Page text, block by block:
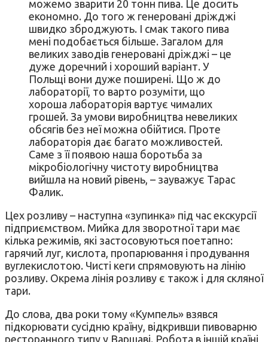
можемо зварити 20 тонн пива. Це досить
економно. До того ж генеровані дріжджі
швидко зброджують. І смак такого пива
мені подобається більше. Загалом для
великих заводів генеровані дріжджі – це
дуже доречний і хороший варіант. У
Польщі вони дуже поширені. Що ж до
лабораторії, то варто розуміти, що
хороша лабораторія вартує чималих
грошей. За умови виробництва невеликих
обсягів без неї можна обійтися. Проте
лабораторія дає багато можливостей.
Саме з її появою наша боротьба за
мікробіологічну чистоту виробництва
вийшла на новий рівень, – зауважує Тарас
Фалик.
Цех розливу – наступна «зупинка» під час екскурсії
підприємством. Мийка для зворотної тари має
кілька режимів, які застосовуються поетапно:
гарячий луг, кислота, пропарювання і продування
вуглекислотою. Чисті кеги спрямовують на лінію
розливу. Окрема лінія розливу є також і для скляної
тари.
До слова, два роки тому «Кумпель» взявся
підкорювати сусідню країну, відкривши пивоварню
ресторанного типу у Варшаві. Робота в іншій країні